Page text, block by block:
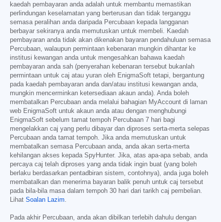
kaedah pembayaran anda adalah untuk membantu memastikan
perlindungan keselamatan yang berterusan dan tidak terganggu
semasa peralihan anda daripada Percubaan kepada langganan
berbayar sekiranya anda memutuskan untuk membeli. Kaedah
pembayaran anda tidak akan dikenakan bayaran pendahuluan semasa
Percubaan, walaupun permintaan kebenaran mungkin dihantar ke
institusi kewangan anda untuk mengesahkan bahawa kaedah
pembayaran anda sah (penyerahan kebenaran tersebut bukanlah
permintaan untuk caj atau yuran oleh EnigmaSoft tetapi, bergantung
pada kaedah pembayaran anda dan/atau institusi kewangan anda,
mungkin mencerminkan ketersediaan akaun anda). Anda boleh
membatalkan Percubaan anda melalui bahagian MyAccount di laman
web EnigmaSoft untuk akaun anda atau dengan menghubungi
EnigmaSoft sebelum tamat tempoh Percubaan 7 hari bagi
mengelakkan caj yang perlu dibayar dan diproses serta-merta selepas
Percubaan anda tamat tempoh. Jika anda memutuskan untuk
membatalkan semasa Percubaan anda, anda akan serta-merta
kehilangan akses kepada SpyHunter. Jika, atas apa-apa sebab, anda
percaya caj telah diproses yang anda tidak ingin buat (yang boleh
berlaku berdasarkan pentadbiran sistem, contohnya), anda juga boleh
membatalkan dan menerima bayaran balik penuh untuk caj tersebut
pada bila-bila masa dalam tempoh 30 hari dari tarikh caj pembelian.
Lihat Soalan Lazim.
Pada akhir Percubaan, anda akan dibilkan terlebih dahulu dengan